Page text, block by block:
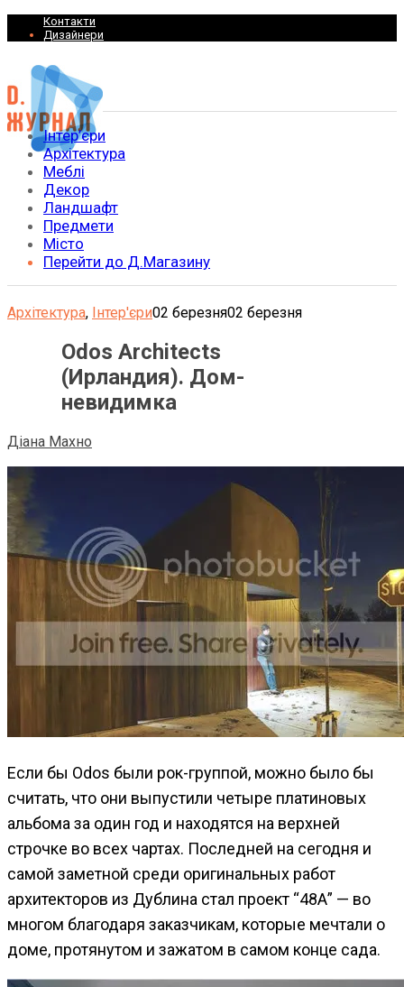
Контакти
Дизайнери
Інтер’єри
Архітектура
Меблі
Декор
Ландшафт
Предмети
Місто
Перейти до Д.Магазину
Архітектура, Інтер'єри02 березня02 березня
Odos Architects
(Ирландия). Дом-
невидимка
Діана Махно
Если бы Odos были рок-группой, можно было бы
считать, что они выпустили четыре платиновых
альбома за один год и находятся на верхней
строчке во всех чартах. Последней на сегодня и
самой заметной среди оригинальных работ
архитекторов из Дублина стал проект “48А” — во
многом благодаря заказчикам, которые мечтали о
доме, протянутом и зажатом в самом конце сада.